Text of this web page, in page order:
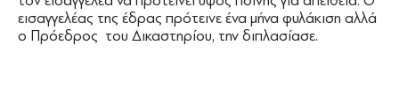
εισαγγελέας της έδρας πρότεινε ένα μήνα φυλάκιση αλλά
ο Πρόεδρος του Δικαστηρίου, την διπλασίασε.